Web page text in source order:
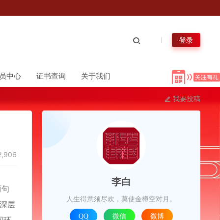
登录
中心 证书查询 关于我们
我要投稿
层
李白
人生得意须尽欢，莫使金樽空对月。
QQ 微信 微博